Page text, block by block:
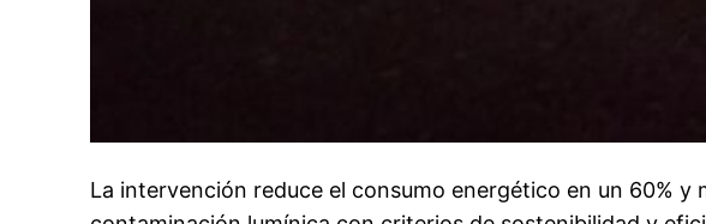
La intervención reduce el consumo energético en un 60% y